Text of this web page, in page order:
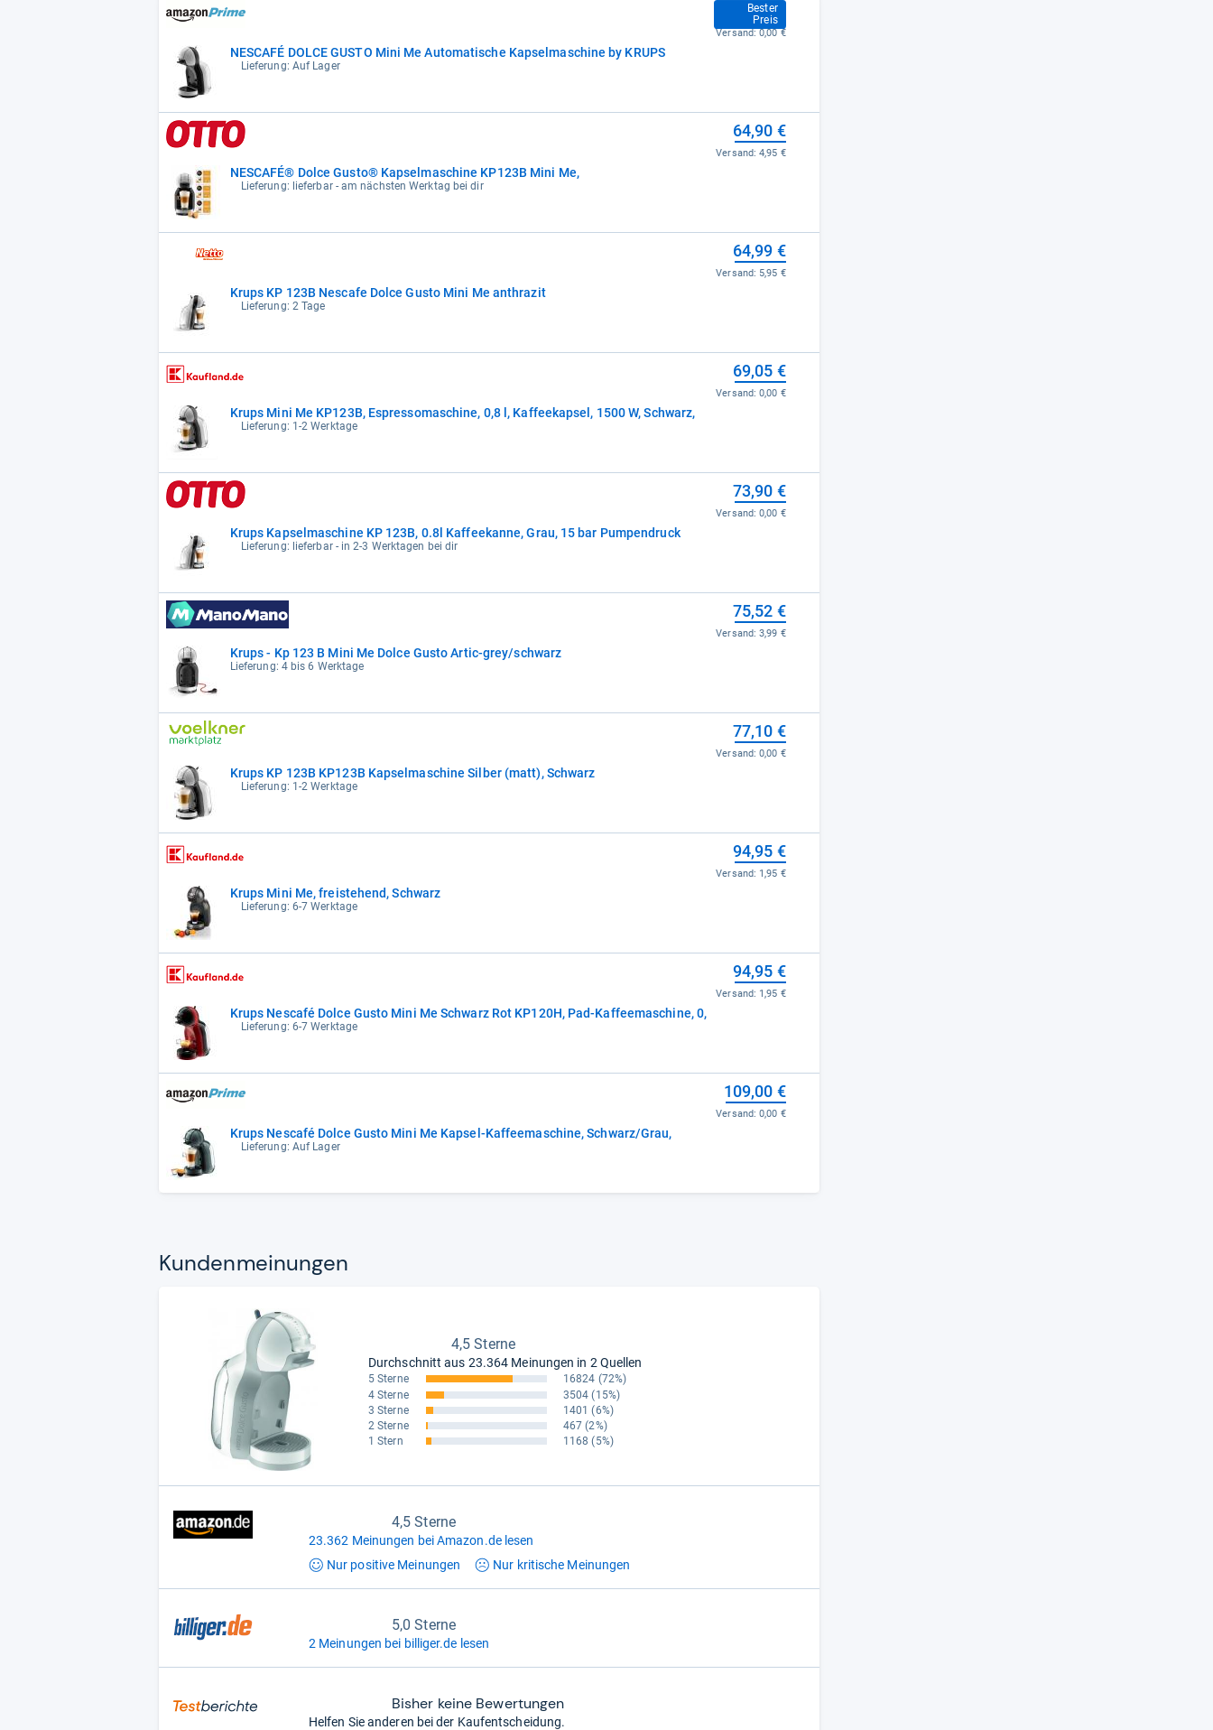
NESCAFÉ DOLCE GUSTO Mini Me Automatische Kapselmaschine by KRUPS
Lieferung: Auf Lager
Bester
Preis
64,85 €
Versand:0,00 €
NESCAFÉ® Dolce Gusto® Kapselmaschine KP123B Mini Me,
Lieferung: lieferbar - am nächsten Werktag bei dir
64,90 €
Versand:4,95 €
Krups KP 123B Nescafe Dolce Gusto Mini Me anthrazit
Lieferung: 2 Tage
64,99 €
Versand: 5,95 €
Krups Mini Me KP123B, Espressomaschine, 0,8 l, Kaffeekapsel, 1500 W, Schwarz,
Lieferung: 1-2 Werktage
69,05 €
Versand:0,00 €
Krups Kapselmaschine KP 123B, 0.8l Kaffeekanne, Grau, 15 bar Pumpendruck
Lieferung: lieferbar - in 2-3 Werktagen bei dir
73,90 €
Versand:0,00 €
Krups - Kp 123 B Mini Me Dolce Gusto Artic-grey/schwarz
Lieferung: 4 bis 6 Werktage
75,52 €
Versand:3,99 €
Krups KP 123B KP123B Kapselmaschine Silber (matt), Schwarz
Lieferung: 1-2 Werktage
77,10 €
Versand:0,00 €
Krups Mini Me, freistehend, Schwarz
Lieferung: 6-7 Werktage
94,95 €
Versand: 1,95 €
Krups Nescafé Dolce Gusto Mini Me Schwarz Rot KP120H, Pad-Kaffeemaschine, 0,
Lieferung: 6-7 Werktage
94,95 €
Versand: 1,95 €
Krups Nescafé Dolce Gusto Mini Me Kapsel-Kaffeemaschine, Schwarz/Grau,
Lieferung: Auf Lager
109,00 €
Versand:0,00 €
Kun­den­mei­nun­gen
4,5 Sterne
Durchschnitt aus 23.364 Meinungen in 2 Quellen
5 Sterne 16824 (72%)
4 Sterne
3504 (15%)
3 Sterne
1401 (6%)
2 Sterne
467 (2%)
1 Stern
1168 (5%)
4,5 Sterne
23.362 Meinungen bei Amazon.de lesen
Nur positive Meinungen Nur kritische Meinungen
5,0 Sterne
2 Meinungen bei billiger.de lesen
Bisher keine Bewertungen
Helfen Sie anderen bei der Kaufentscheidung.